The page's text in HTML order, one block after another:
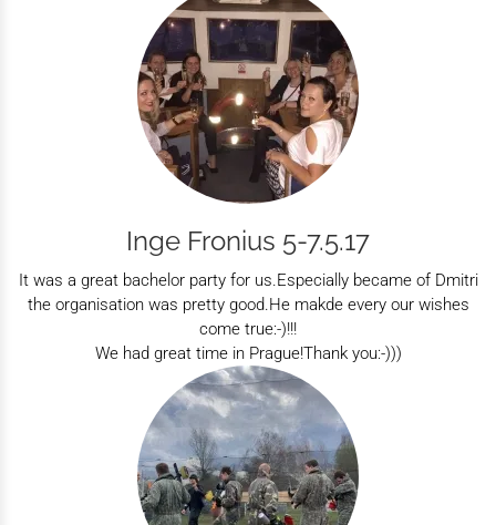
Inge Fronius 5-7.5.17
It was a great bachelor party for us.Especially became of Dmitri
the organisation was pretty good.He makde every our wishes
come true:-)!!!
We had great time in Prague!Thank you:-)))